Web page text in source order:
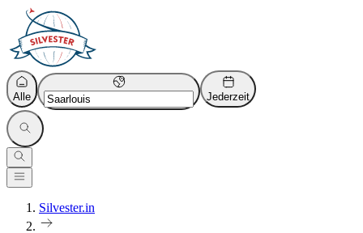
Alle Jederzeit
Silvester.in